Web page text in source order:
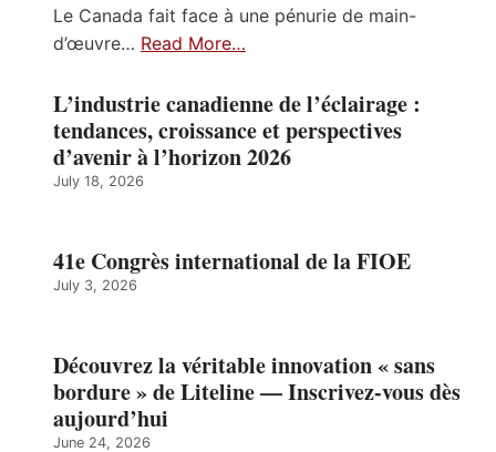
Le Canada fait face à une pénurie de main-
d’œuvre… Read More…
L’industrie canadienne de l’éclairage :
tendances, croissance et perspectives
d’avenir à l’horizon 2026
July 18, 2026
41e Congrès international de la FIOE
July 3, 2026
Découvrez la véritable innovation « sans
bordure » de Liteline — Inscrivez-vous dès
aujourd’hui
June 24, 2026